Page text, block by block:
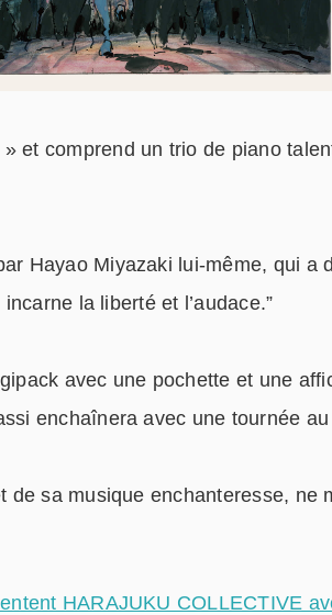
» et comprend un trio de piano
Hayao Miyazaki lui-même, qui a
la liberté et l’audace.”
avec une pochette et une
enchaînera avec une tournée
de sa musique enchanteresse, ne
HARAJUKU COLLECTIVE